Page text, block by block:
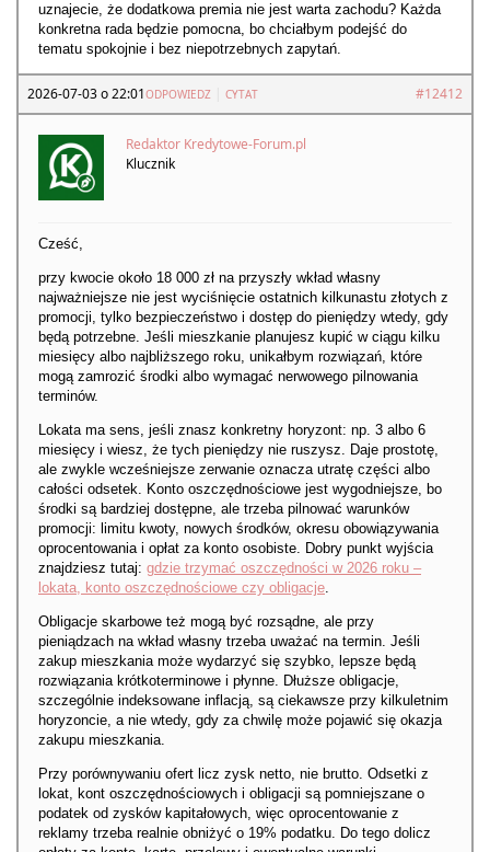
uznajecie, że dodatkowa premia nie jest warta zachodu? Każda
konkretna rada będzie pomocna, bo chciałbym podejść do
tematu spokojnie i bez niepotrzebnych zapytań.
2026-07-03 o 22:01 #12412
ODPOWIEDZ CYTAT
Redaktor Kredytowe-Forum.pl
Klucznik
Cześć,
przy kwocie około 18 000 zł na przyszły wkład własny
najważniejsze nie jest wyciśnięcie ostatnich kilkunastu złotych z
promocji, tylko bezpieczeństwo i dostęp do pieniędzy wtedy, gdy
będą potrzebne. Jeśli mieszkanie planujesz kupić w ciągu kilku
miesięcy albo najbliższego roku, unikałbym rozwiązań, które
mogą zamrozić środki albo wymagać nerwowego pilnowania
terminów.
Lokata ma sens, jeśli znasz konkretny horyzont: np. 3 albo 6
miesięcy i wiesz, że tych pieniędzy nie ruszysz. Daje prostotę,
ale zwykle wcześniejsze zerwanie oznacza utratę części albo
całości odsetek. Konto oszczędnościowe jest wygodniejsze, bo
środki są bardziej dostępne, ale trzeba pilnować warunków
promocji: limitu kwoty, nowych środków, okresu obowiązywania
oprocentowania i opłat za konto osobiste. Dobry punkt wyjścia
znajdziesz tutaj: gdzie trzymać oszczędności w 2026 roku –
lokata, konto oszczędnościowe czy obligacje.
Obligacje skarbowe też mogą być rozsądne, ale przy
pieniądzach na wkład własny trzeba uważać na termin. Jeśli
zakup mieszkania może wydarzyć się szybko, lepsze będą
rozwiązania krótkoterminowe i płynne. Dłuższe obligacje,
szczególnie indeksowane inflacją, są ciekawsze przy kilkuletnim
horyzoncie, a nie wtedy, gdy za chwilę może pojawić się okazja
zakupu mieszkania.
Przy porównywaniu ofert licz zysk netto, nie brutto. Odsetki z
lokat, kont oszczędnościowych i obligacji są pomniejszane o
podatek od zysków kapitałowych, więc oprocentowanie z
reklamy trzeba realnie obniżyć o 19% podatku. Do tego dolicz